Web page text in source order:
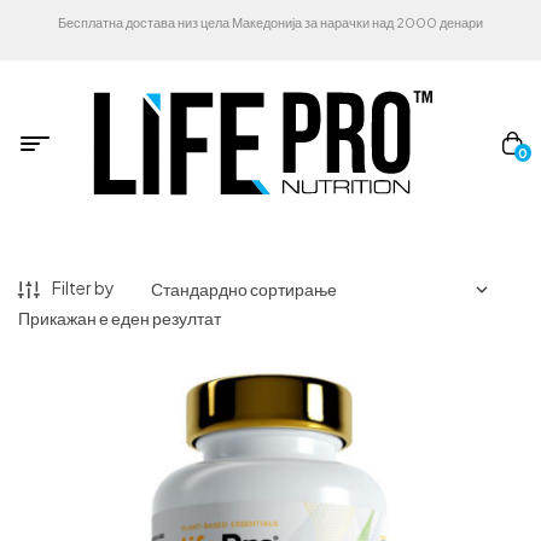
Бесплатна достава низ цела Македонија за нарачки над 2000 денари
0
Filter by
Прикажан е еден резултат